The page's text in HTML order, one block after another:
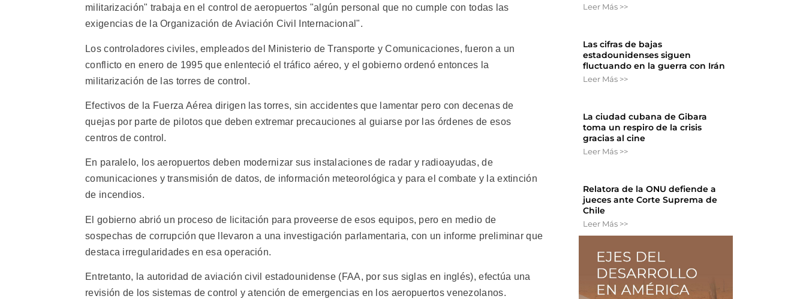
militarización" trabaja en el control de aeropuertos "algún personal que no cumple con todas las
exigencias de la Organización de Aviación Civil Internacional".
Los controladores civiles, empleados del Ministerio de Transporte y Comunicaciones, fueron a un
conflicto en enero de 1995 que enlenteció el tráfico aéreo, y el gobierno ordenó entonces la
militarización de las torres de control.
Efectivos de la Fuerza Aérea dirigen las torres, sin accidentes que lamentar pero con decenas de
quejas por parte de pilotos que deben extremar precauciones al guiarse por las órdenes de esos
centros de control.
En paralelo, los aeropuertos deben modernizar sus instalaciones de radar y radioayudas, de
comunicaciones y transmisión de datos, de información meteorológica y para el combate y la extinción
de incendios.
El gobierno abrió un proceso de licitación para proveerse de esos equipos, pero en medio de
sospechas de corrupción que llevaron a una investigación parlamentaria, con un informe preliminar que
destaca irregularidades en esa operación.
Entretanto, la autoridad de aviación civil estadounidense (FAA, por sus siglas en inglés), efectúa una
revisión de los sistemas de control y atención de emergencias en los aeropuertos venezolanos.
Leer Más >>
Las cifras de bajas
estadounidenses siguen
fluctuando en la guerra con Irán
Leer Más >>
La ciudad cubana de Gibara
toma un respiro de la crisis
gracias al cine
Leer Más >>
Relatora de la ONU defiende a
jueces ante Corte Suprema de
Chile
Leer Más >>